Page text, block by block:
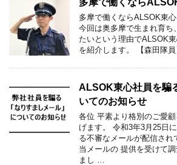
多摩で働くならALSOK東
今回は奥多摩で生まれ育ち
たいという理由でALSOK
を紹介します。 【森田隊
ALSOK東心社員を騙
いてのお知らせ
各位 平素より格別のご愛
げます。 令和3年3月25日
る不審なメールが配信さ
当メールの 提供を受けて
まし …